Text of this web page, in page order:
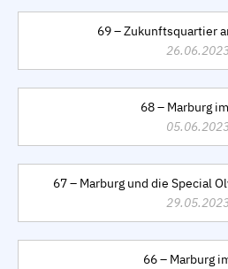
69 – Zukunftsquartier
68 – Marburg
67 – Marburg und die Special
66 – Marburg